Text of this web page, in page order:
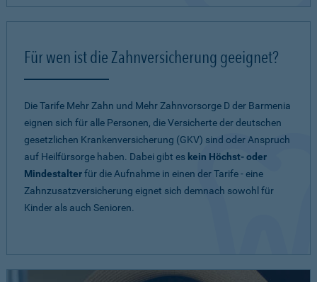
Für wen ist die Zahnversicherung geeignet?
Die Tarife Mehr Zahn und Mehr Zahnvorsorge D der Barmenia
eignen sich für alle Personen, die Versicherte der deutschen
gesetzlichen Krankenversicherung (GKV) sind oder Anspruch
auf Heilfürsorge haben. Dabei gibt es kein Höchst- oder
Mindestalterfür die Aufnahme in einen der Tarife - eine
Zahnzusatzversicherung eignet sich demnach sowohl für
Kinder als auch Senioren.